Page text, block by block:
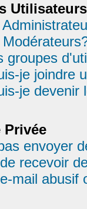
groupes
je joindre
je devenir
Privée
envoyer
recevoir
mail abusif